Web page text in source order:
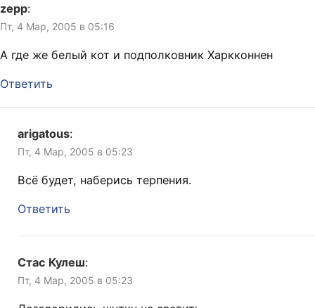
zepp:
Пт, 4 Мар, 2005 в 05:16
А где же белый кот и подполковник Харкконнен
Ответить
arigatous:
Пт, 4 Мар, 2005 в 05:23
Всё будет, наберись терпения.
Ответить
Стас Кулеш:
Пт, 4 Мар, 2005 в 05:23